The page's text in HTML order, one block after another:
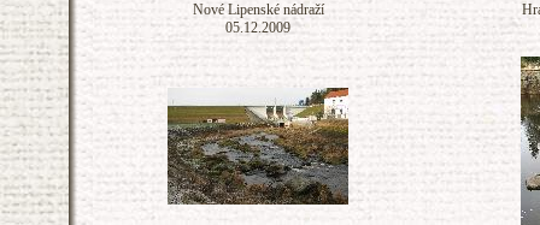
Nové Lipenské nádraží
05.12.2009